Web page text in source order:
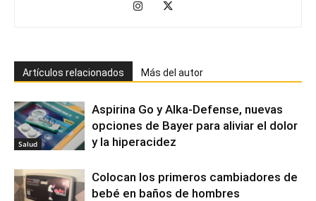
Artículos relacionados Más del autor
Salud
Aspirina Go y Alka-Defense, nuevas
opciones de Bayer para aliviar el dolor
y la hiperacidez
Colocan los primeros cambiadores de
bebé en baños de hombres